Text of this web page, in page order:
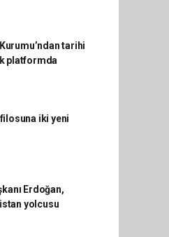
tarihi
platformda
filosuna iki yeni
Erdoğan,
yolcusu